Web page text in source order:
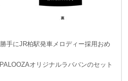
手にJR柏駅発車メロディー採用おめ
オリジナルラババンのセット